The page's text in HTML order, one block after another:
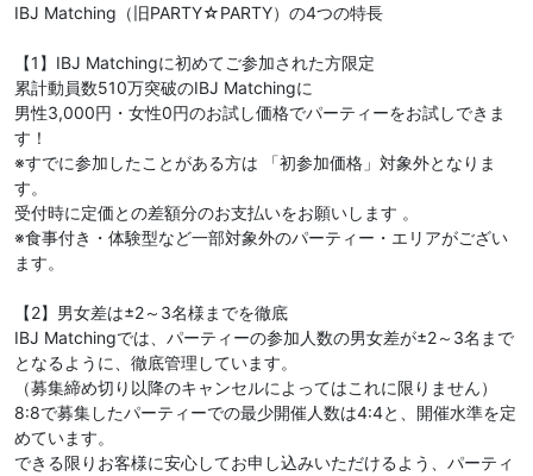
IBJ Matching（旧PARTY☆PARTY）の4つの特長
【1】IBJ Matchingに初めてご参加された方限定
累計動員数510万突破のIBJ Matchingに
男性3,000円・女性0円のお試し価格でパーティーをお試しできま
す！
※すでに参加したことがある方は 「初参加価格」対象外となりま
す。
受付時に定価との差額分のお支払いをお願いします 。
※食事付き・体験型など一部対象外のパーティー・エリアがござい
ます。
【2】男女差は±2～3名様までを徹底
IBJ Matchingでは、パーティーの参加人数の男女差が±2～3名まで
となるように、徹底管理しています。
（募集締め切り以降のキャンセルによってはこれに限りません）
8:8で募集したパーティーでの最少開催人数は4:4と、開催水準を定
めています。
できる限りお客様に安心してお申し込みいただけるよう、パーティ